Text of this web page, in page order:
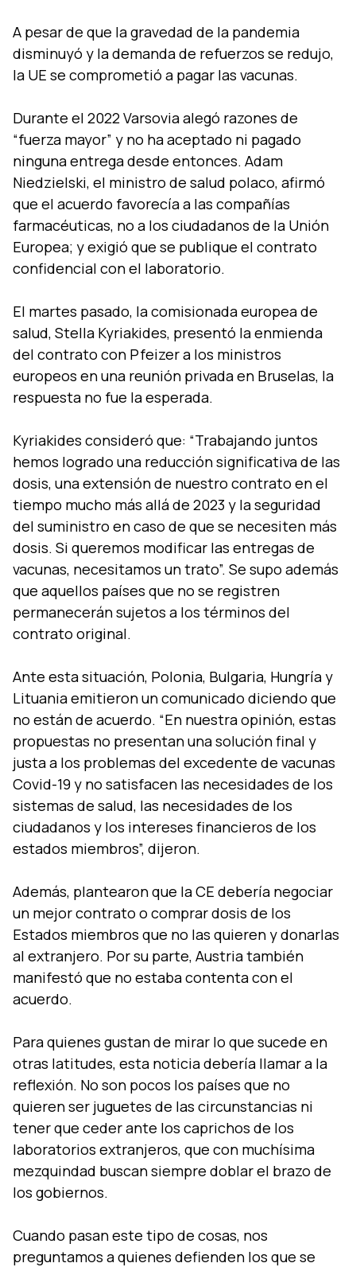
A pesar de que la gravedad de la pandemia
disminuyó y la demanda de refuerzos se redujo,
la UE se comprometió a pagar las vacunas.
Durante el 2022 Varsovia alegó razones de
“fuerza mayor” y no ha aceptado ni pagado
ninguna entrega desde entonces. Adam
Niedzielski, el ministro de salud polaco, afirmó
que el acuerdo favorecía a las compañías
farmacéuticas, no a los ciudadanos de la Unión
Europea; y exigió que se publique el contrato
confidencial con el laboratorio.
El martes pasado, la comisionada europea de
salud, Stella Kyriakides, presentó la enmienda
del contrato con Pfeizer a los ministros
europeos en una reunión privada en Bruselas, la
respuesta no fue la esperada.
Kyriakides consideró que: “Trabajando juntos
hemos logrado una reducción significativa de las
dosis, una extensión de nuestro contrato en el
tiempo mucho más allá de 2023 y la seguridad
del suministro en caso de que se necesiten más
dosis. Si queremos modificar las entregas de
vacunas, necesitamos un trato”. Se supo además
que aquellos países que no se registren
permanecerán sujetos a los términos del
contrato original.
Ante esta situación, Polonia, Bulgaria, Hungría y
Lituania emitieron un comunicado diciendo que
no están de acuerdo. “En nuestra opinión, estas
propuestas no presentan una solución final y
justa a los problemas del excedente de vacunas
Covid-19 y no satisfacen las necesidades de los
sistemas de salud, las necesidades de los
ciudadanos y los intereses financieros de los
estados miembros”, dijeron.
Además, plantearon que la CE debería negociar
un mejor contrato o comprar dosis de los
Estados miembros que no las quieren y donarlas
al extranjero. Por su parte, Austria también
manifestó que no estaba contenta con el
acuerdo.
Para quienes gustan de mirar lo que sucede en
otras latitudes, esta noticia debería llamar a la
reflexión. No son pocos los países que no
quieren ser juguetes de las circunstancias ni
tener que ceder ante los caprichos de los
laboratorios extranjeros, que con muchísima
mezquindad buscan siempre doblar el brazo de
los gobiernos.
Cuando pasan este tipo de cosas, nos
preguntamos a quienes defienden los que se